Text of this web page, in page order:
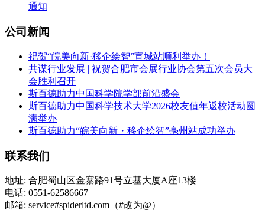
通知
公司新闻
祝贺“皖美向新·移企绘智”宣城站顺利举办！
共谋行业发展 | 祝贺合肥市会展行业协会第五次会员大
会胜利召开
斯百德助力中国科学院学部前沿盛会
斯百德助力中国科学技术大学2026校友值年返校活动圆
满举办
斯百德助力“皖美向新・移企绘智”亳州站成功举办
联系我们
地址: 合肥蜀山区金寨路91号立基大厦A座13楼
电话: 0551-62586667
邮箱: service#spiderltd.com（#改为@）